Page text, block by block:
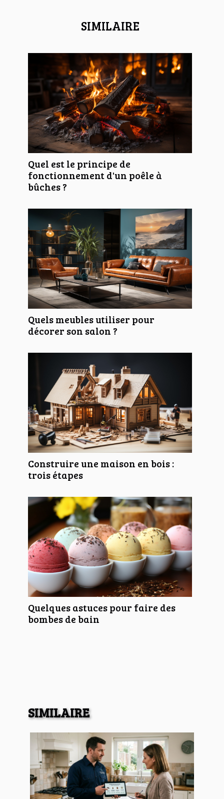
SIMILAIRE
Quel est le principe de
fonctionnement d'un poêle à
bûches ?
Quels meubles utiliser pour
décorer son salon ?
Construire une maison en bois :
trois étapes
Quelques astuces pour faire des
bombes de bain
SIMILAIRE